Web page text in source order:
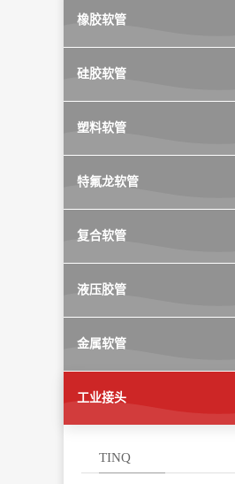
橡胶软管
硅胶软管
塑料软管
特氟龙软管
复合软管
液压胶管
金属软管
工业接头
TINQ